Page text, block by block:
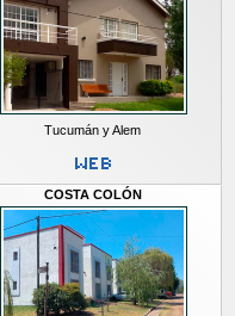
Tucumán y Alem
COSTA COLÓN